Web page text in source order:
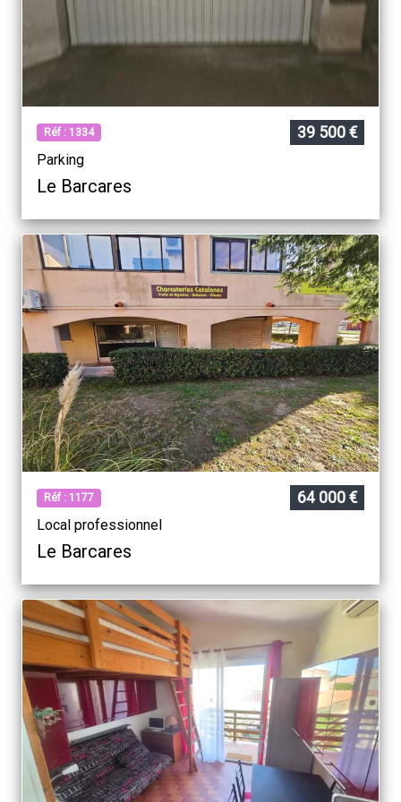
Réf : 1334 39 500 €
Parking
Le Barcares
Réf : 1177 64 000 €
Local professionnel
Le Barcares